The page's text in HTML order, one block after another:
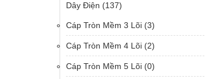
Dây Điện (137)
Cáp Tròn Mềm 3 Lõi (3)
Cáp Tròn Mềm 4 Lõi (2)
Cáp Tròn Mềm 5 Lõi (0)